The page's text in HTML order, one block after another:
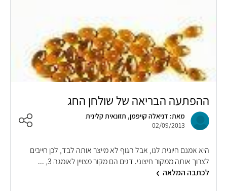
ההפתעה הבריאה של שולחן החג
מאת: דניאלה קויפמן, תזונאית קלינית
02/09/2013
היא אמנם חיונית לנו, אבל הגוף לא מייצר אותה לבד, לכן חייבים
לצרוך אותה ממקור חיצוני. דגים הם מקור מצויין לאומגה 3, ...
לכתבה המלאה